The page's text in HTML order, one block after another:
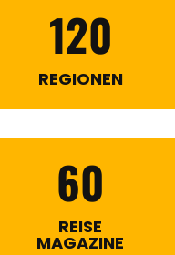
120
REGIONEN
60
REISE
MAGAZINE